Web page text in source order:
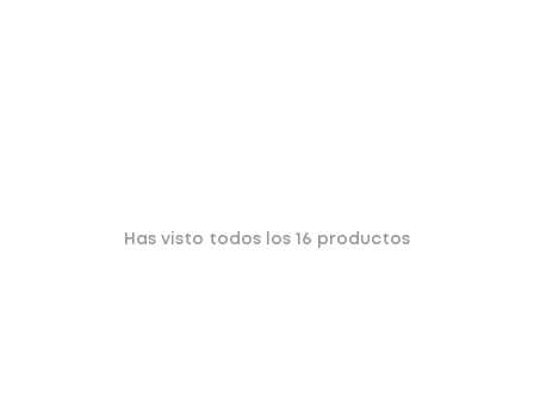
Has visto todos los 16 productos